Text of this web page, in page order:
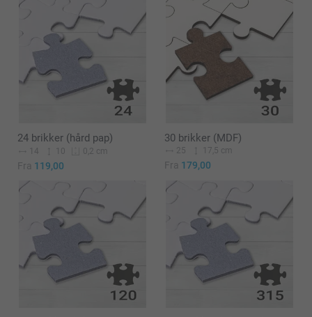
24 brikker (hård pap)
14 10 0,2 cm
Fra 119,00
30 brikker (MDF)
25 17,5 cm
Fra 179,00